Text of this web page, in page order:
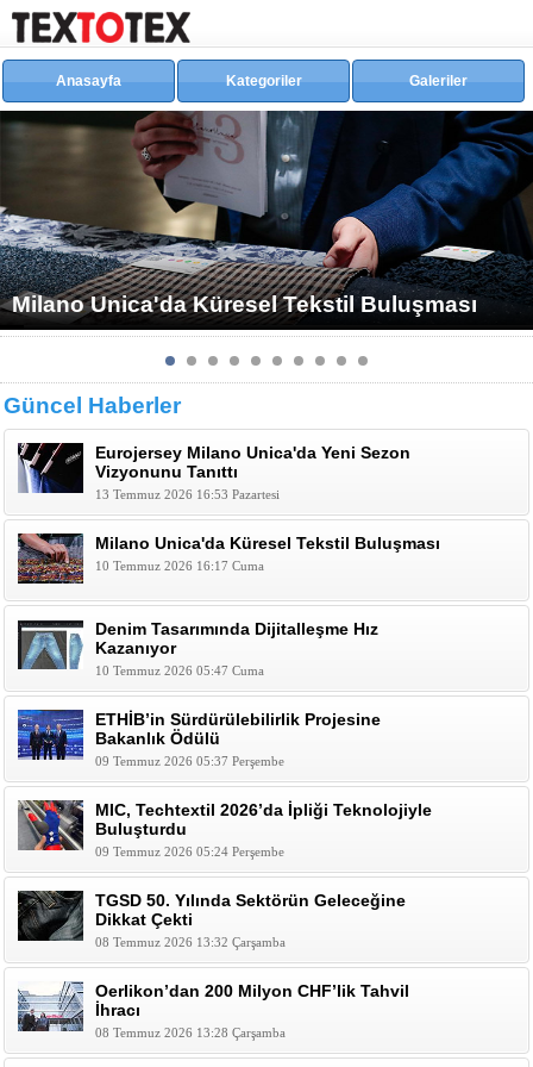
Anasayfa Kategoriler Galeriler
Milano Unica'da Küresel Tekstil Buluşması
Güncel Haberler
Eurojersey Milano Unica'da Yeni Sezon
Vizyonunu Tanıttı
13 Temmuz 2026 16:53 Pazartesi
Milano Unica'da Küresel Tekstil Buluşması
10 Temmuz 2026 16:17 Cuma
Denim Tasarımında Dijitalleşme Hız
Kazanıyor
10 Temmuz 2026 05:47 Cuma
ETHİB’in Sürdürülebilirlik Projesine
Bakanlık Ödülü
09 Temmuz 2026 05:37 Perşembe
MIC, Techtextil 2026’da İpliği Teknolojiyle
Buluşturdu
09 Temmuz 2026 05:24 Perşembe
TGSD 50. Yılında Sektörün Geleceğine
Dikkat Çekti
08 Temmuz 2026 13:32 Çarşamba
Oerlikon’dan 200 Milyon CHF’lik Tahvil
İhracı
08 Temmuz 2026 13:28 Çarşamba